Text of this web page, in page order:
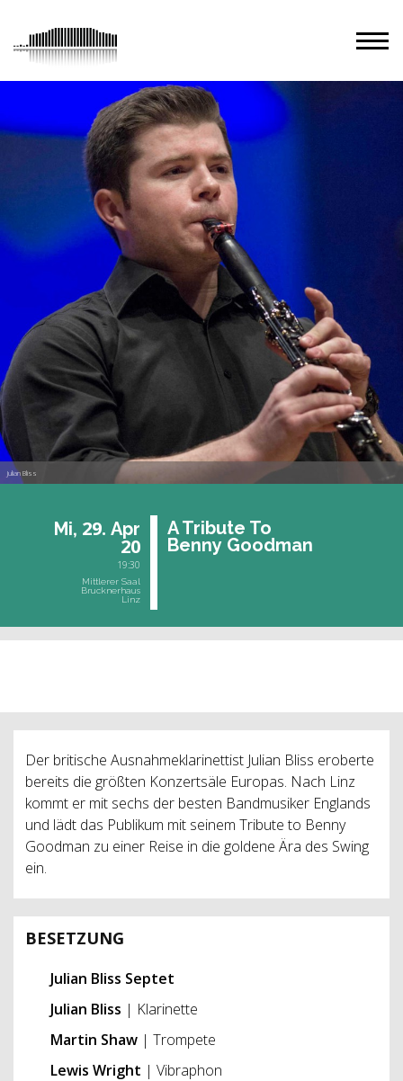
Julian Bliss
Mi, 29. Apr
20
19:30
Mittlerer Saal
Brucknerhaus
Linz
A Tri­bu­te To
Benny Good­man
Der britische Ausnahmeklarinettist Julian Bliss eroberte
bereits die größten Konzertsäle Europas. Nach Linz
kommt er mit sechs der besten Bandmusiker Englands
und lädt das Publikum mit seinem Tribute to Benny
Goodman zu einer Reise in die goldene Ära des Swing
ein.
BESETZUNG
Julian Bliss Septet
Julian Bliss | Klarinette
Martin Shaw | Trompete
Lewis Wright | Vibraphon